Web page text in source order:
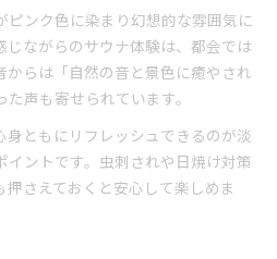
ピンク色に染まり幻想的な雰囲気に
じながらのサウナ体験は、都会では
からは「自然の音と景色に癒やされ
声も寄せられています。
身ともにリフレッシュできるのが淡
イントです。虫刺されや日焼け対策
さえておくと安心して楽しめま